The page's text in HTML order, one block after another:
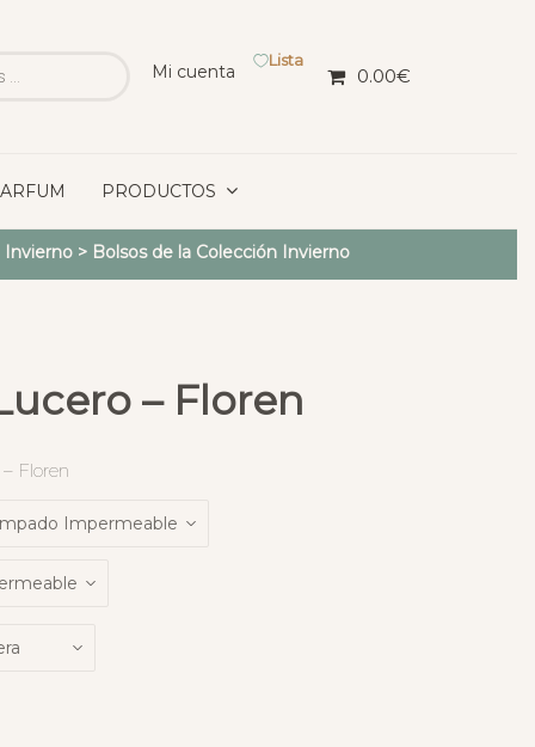
Mi cuenta
Lista
0.00€
PRODUCTOS
Invierno> Bolsos de la Colección Invierno
– Floren
Floren